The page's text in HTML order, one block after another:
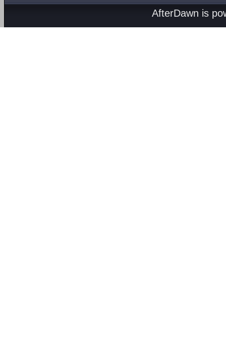
AfterDawn is